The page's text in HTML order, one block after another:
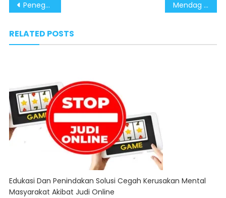
Post
navigation
Penegakan Hukum dan Pemberantasan Korupsi Era Presiden Prabowo Banjir Apresiasi Mendag Jamin Stok dan Harga Pangan Stabil Hadapi Lebaran 2025
RELATED POSTS
Edukasi Dan Penindakan Solusi Cegah Kerusakan Mental
Masyarakat Akibat Judi Online